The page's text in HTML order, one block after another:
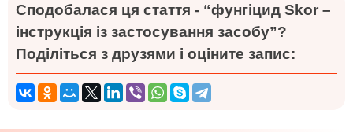
Сподобалася ця стаття - “фунгіцид Skor –
інструкція із застосування засобу”?
Поділіться з друзями і оціните запис: